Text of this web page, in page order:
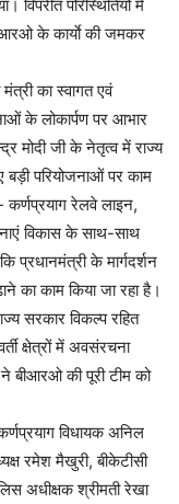
परिस्थितियों में
के कार्याे की जमकर
का स्वागत एवं
के लोकार्पण पर आभार
मोदी जी के नेतृत्व में राज्य
बड़ी परियोजनाओं पर काम
रेलवे लाइन,
विकास के साथ-साथ
प्रधानमंत्री के मार्गदर्शन
का काम किया जा रहा है।
सरकार विकल्प रहित
क्षेत्रों में अवसंरचना
बीआरओ की पूरी टीम को
विधायक अनिल
रमेश मैखुरी, बीकेटीसी
अधीक्षक श्रीमती रेखा